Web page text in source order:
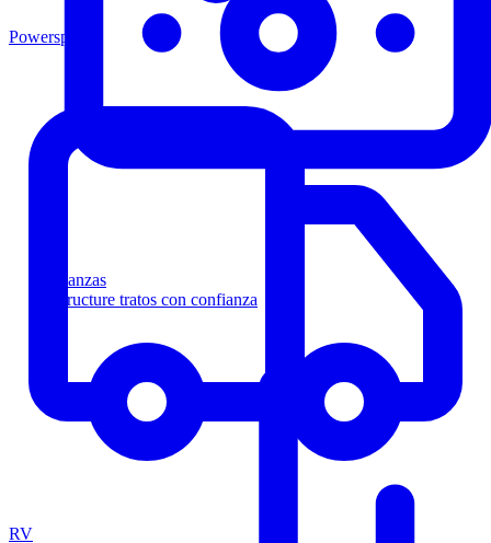
Finanzas
Estructure tratos con confianza
Powersports
RV